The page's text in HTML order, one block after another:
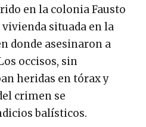
en la colonia Fausto
vivienda situada en la
donde asesinaron a
occisos, sin
heridas en tórax y
crimen se
balísticos.